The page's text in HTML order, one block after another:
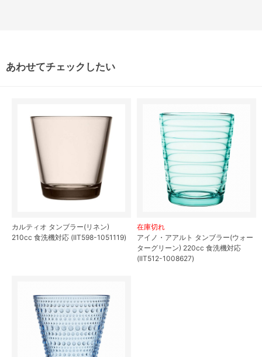
あわせてチェックしたい
カルティオ タンブラー(リネン)
210cc 食洗機対応 (IIT598-1051119)
在庫切れ
アイノ・アアルト タンブラー(ウォー
ターグリーン) 220cc 食洗機対応
(IIT512-1008627)